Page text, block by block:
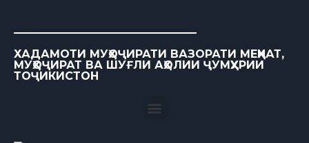
ХАДАМОТИ МУҲОҶИРАТИ ВАЗОРАТИ МЕҲНАТ,
МУҲОҶИРАТ ВА ШУҒЛИ АҲОЛИИ ҶУМҲУРИИ
ТОҶИКИСТОН